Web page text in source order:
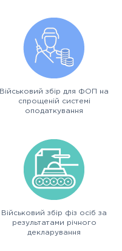
Військовий збір для ФОП на
спрощеній системі
оподаткування
Військовий збір фіз осіб за
результатами річного
декларування